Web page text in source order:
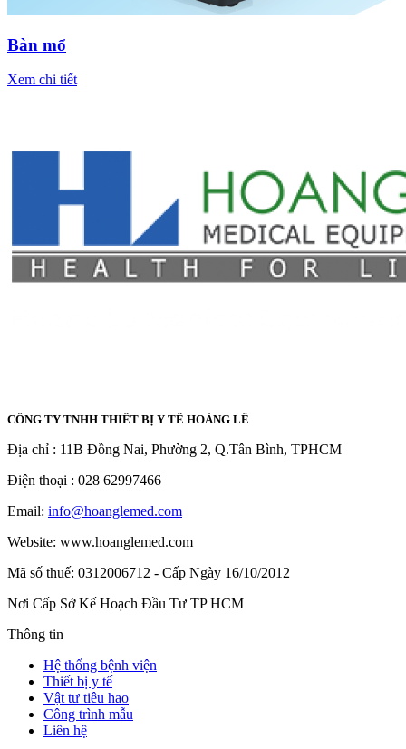
Bàn mổ
Xem chi tiết
CÔNG TY TNHH THIẾT BỊ Y TẾ HOÀNG LÊ
Địa chỉ : 11B Đồng Nai, Phường 2, Q.Tân Bình, TPHCM
Điện thoại : 028 62997466
Email: info@hoanglemed.com
Website: www.hoanglemed.com
Mã số thuế: 0312006712 - Cấp Ngày 16/10/2012
Nơi Cấp Sở Kế Hoạch Đầu Tư TP HCM
Thông tin
Hệ thống bệnh viện
Thiết bị y tế
Vật tư tiêu hao
Công trình mẫu​
Liên hệ​